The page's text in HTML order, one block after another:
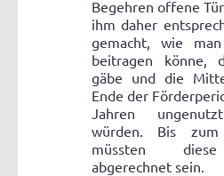
Begehren offene
ihm daher
gemacht, wie
beitragen könne,
gäbe und die
Ende der
Jahren
würden. Bis
müssten diese
abgerechnet sein.